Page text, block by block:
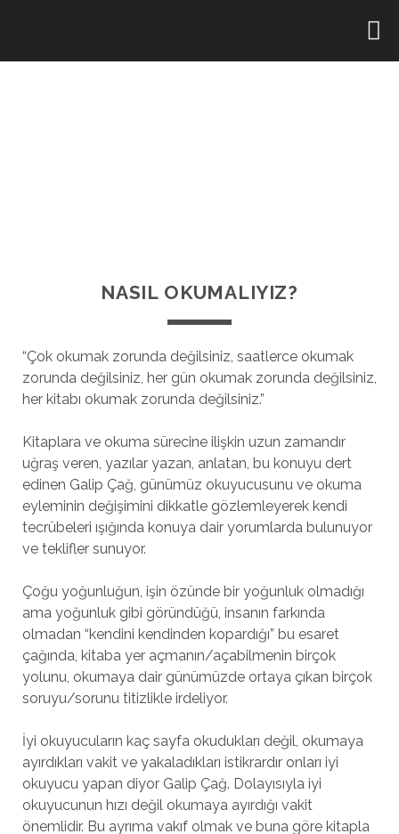
NASIL OKUMALIYIZ?
“Çok okumak zorunda değilsiniz, saatlerce okumak
zorunda değilsiniz, her gün okumak zorunda değilsiniz,
her kitabı okumak zorunda değilsiniz.”
Kitaplara ve okuma sürecine ilişkin uzun zamandır
uğraş veren, yazılar yazan, anlatan, bu konuyu dert
edinen Galip Çağ, günümüz okuyucusunu ve okuma
eyleminin değişimini dikkatle gözlemleyerek kendi
tecrübeleri ışığında konuya dair yorumlarda bulunuyor
ve teklifler sunuyor.
Çoğu yoğunluğun, işin özünde bir yoğunluk olmadığı
ama yoğunluk gibi göründüğü, insanın farkında
olmadan “kendini kendinden kopardığı” bu esaret
çağında, kitaba yer açmanın/açabilmenin birçok
yolunu, okumaya dair günümüzde ortaya çıkan birçok
soruyu/sorunu titizlikle irdeliyor.
İyi okuyucuların kaç sayfa okudukları değil, okumaya
ayırdıkları vakit ve yakaladıkları istikrardır onları iyi
okuyucu yapan diyor Galip Çağ. Dolayısıyla iyi
okuyucunun hızı değil okumaya ayırdığı vakit
önemlidir. Bu ayrıma vakıf olmak ve buna göre kitapla